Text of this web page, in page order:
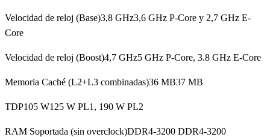
Velocidad de reloj (Base)3,8 GHz3,6 GHz P-Core y 2,7 GHz E-
Core
Velocidad de reloj (Boost)4,7 GHz5 GHz P-Core, 3.8 GHz E-Core
Memoria Caché (L2+L3 combinadas)36 MB37 MB
TDP105 W125 W PL1, 190 W PL2
RAM Soportada (sin overclock)DDR4-3200 DDR4-3200